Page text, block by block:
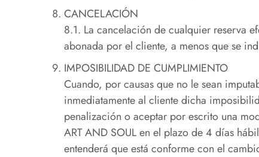
CANCELACIÓN
8.1. La cancelación de cualquier reserva
abonada por el cliente, a menos que se
IMPOSIBILIDAD DE CUMPLIMIENTO
Cuando, por causas que no le sean
inmediatamente al cliente dicha
penalización o aceptar por escrito una
ART AND SOUL en el plazo de 4 días
entenderá que está conforme con el